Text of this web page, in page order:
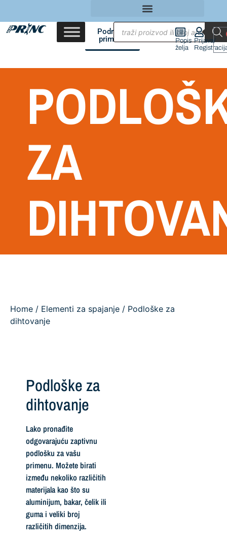
Područja
primene
Popis
želja
Prijava/
ZA
Home / Elementi za spajanje / Podloške za
dihtovanje
Podloške za
dihtovanje
Lako pronađite
odgovarajuću zaptivnu
podlošku za vašu
primenu. Možete birati
između nekoliko različitih
materijala kao što su
aluminijum, bakar, čelik ili
guma i veliki broj
različitih dimenzija.